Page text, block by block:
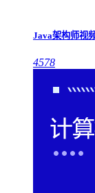
Java架构师视
4578